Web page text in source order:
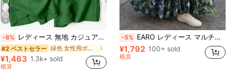
8
-8% レディース 無地 カジュアル ワイドレッグパンツ フロントポケット装飾 通勤・通学向け 秋用
#2 ベストセラー 緑色 女性用ボトムス
¥1,463 1.3k+ sold
概算
-5% EARO レディース マルチレイヤー タイダイ柄 ロングスカート、伸縮ウエスト、ファッション エレガント スリミング バケーション 春
¥1,792 100+ sold
概算